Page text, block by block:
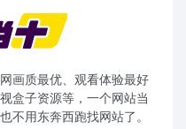
画质最优、观看体验最好
盒子资源等，一个网站当
不用东奔西跑找网站了。